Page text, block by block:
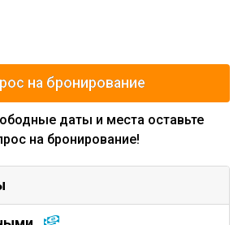
на бронирование
даты и места оставьте
на бронирование!